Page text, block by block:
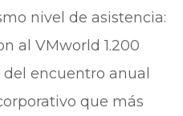
nivel de asistencia:
al VMworld 1.200
encuentro anual
que más